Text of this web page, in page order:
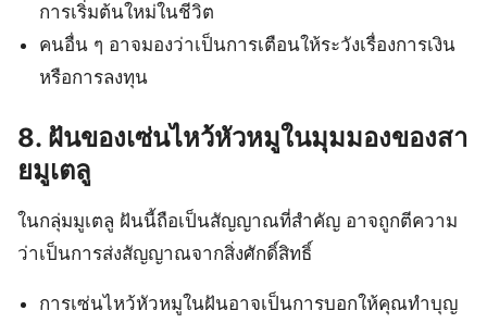
การเริ่มต้นใหม่ในชีวิต
คนอื่น ๆ อาจมองว่าเป็นการเตือนให้ระวังเรื่องการเงิน
หรือการลงทุน
8. ฝันของเซ่นไหว้หัวหมูในมุมมองของสา
ยมูเตลู
ในกลุ่มมูเตลู ฝันนี้ถือเป็นสัญญาณที่สำคัญ อาจถูกตีความ
ว่าเป็นการส่งสัญญาณจากสิ่งศักดิ์สิทธิ์
การเซ่นไหว้หัวหมูในฝันอาจเป็นการบอกให้คุณทำบุญ